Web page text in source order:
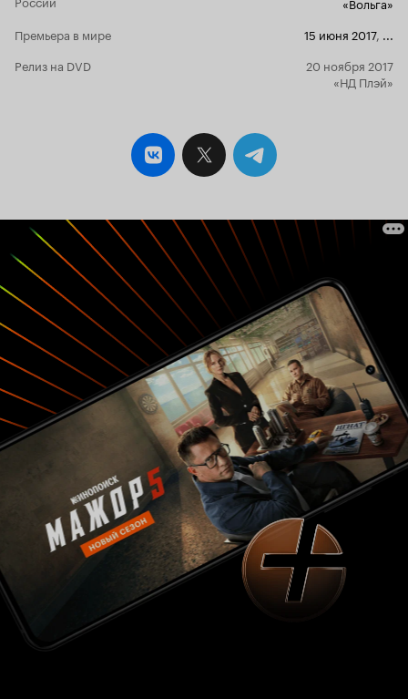
времени.
Торпа)
Премьера в мире
15 июня 2017,
Релиз на DVD
20 ноября 2017
«НД Плэй»